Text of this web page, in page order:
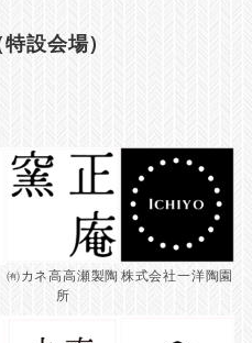
設会場）
㈲カネ高高瀬製陶
所
株式会社一洋陶園